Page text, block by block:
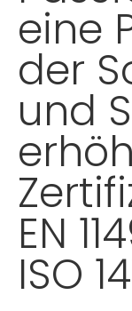
eine
der
und
EN
ISO